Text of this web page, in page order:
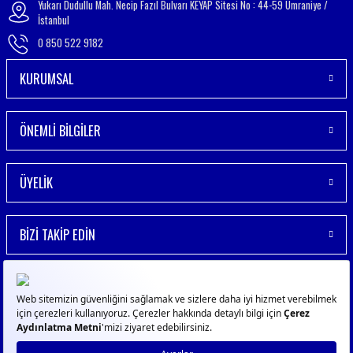
Yukarı Dudullu Mah. Necip Fazıl Bulvarı KEYAP Sitesi No : 44-59 Ümraniye /
İstanbul
0 850 522 9182
KURUMSAL
ÖNEMLİ BİLGİLER
ÜYELİK
BİZİ TAKİP EDİN